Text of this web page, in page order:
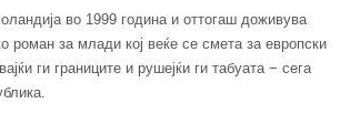
во 1999 година и оттогаш доживува
роман за млади кој веќе се смета за европски
ги границите и рушејќи ги табуата − сега